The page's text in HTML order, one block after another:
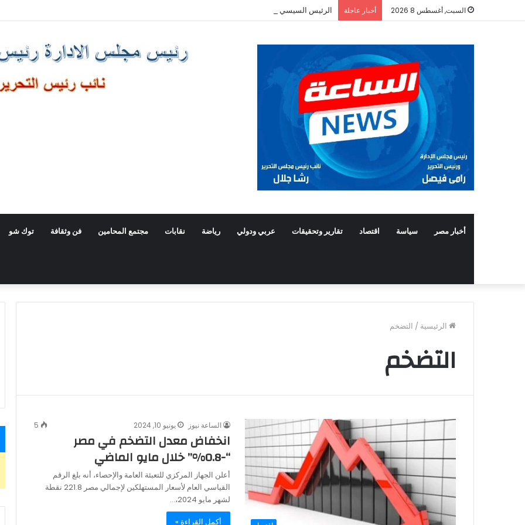
السبت, أغسطس 8 2026 أخبار عاجلة الرئيس السيسي أجرى اتصالا هاتفيا برئيس وزراء اليونان
أخبار مصر سياسة اقتصاد تقارير وتحقيقات عربي ودولي رياضة نقابات مجتمع المحامين فن وثقافة توك شو
الرئيسية / التضخم
التضخم
الساعة نيوز يونيو 10, 2024 5
انخفاض معدل التضخم في مصر
“-0.8%” خلال مايو الماضي
أعلن الجهاز المركزي للتعبئة العامة والإحصاء، أنه بلغ الرقم
القياسي العام لأسعار المستهلكين لإجمالي مصر 221.8 نقطة
لشهر مايو 2024،…
أكمل القراءة »